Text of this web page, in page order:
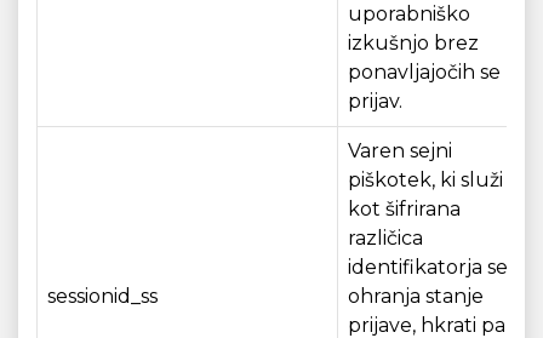
uporabniško
izkušnjo brez
ponavljajočih se
prijav.
sessionid_ss
Varen sejni
piškotek, ki služi
kot šifrirana
različica
identifikatorja seje,
ohranja stanje
prijave, hkrati pa